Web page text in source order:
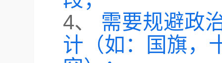
4、 需要规避政
计（如：国旗，